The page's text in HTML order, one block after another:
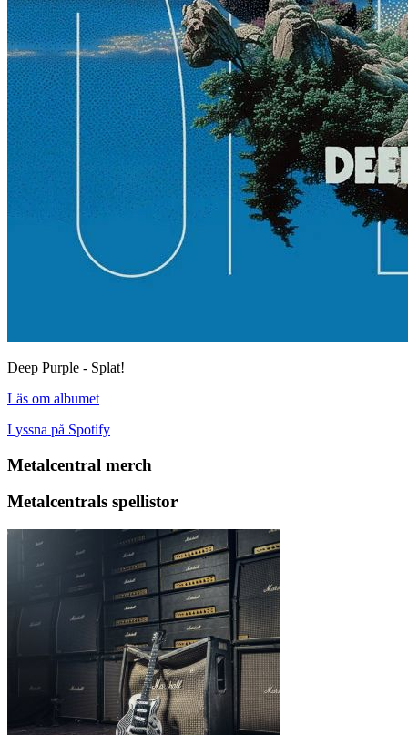
Deep Purple - Splat!
Läs om albumet
Lyssna på Spotify
Metalcentral merch
Metalcentrals spellistor